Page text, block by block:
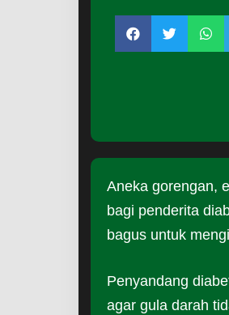
Aneka gorengan,
bagi penderita
bagus untuk
Penyandang
agar gula darah